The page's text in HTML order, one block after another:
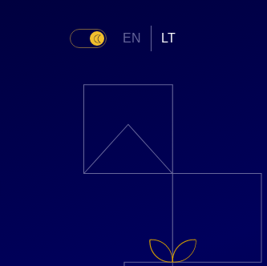
EN LT